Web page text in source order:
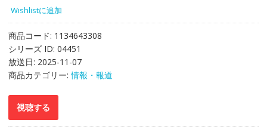
Wishlistに追加
商品コード: 1134643308
シリーズ ID: 04451
放送日: 2025-11-07
商品カテゴリー:情報・報道